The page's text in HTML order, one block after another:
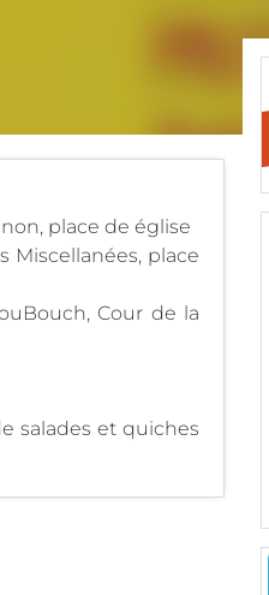
place de église
Miscellanées, place
Cour de la
salades et quiches